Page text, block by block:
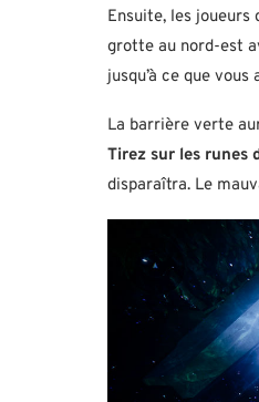
Ensuite, les joueurs
grotte au nord-est
jusqu’à ce que
La barrière verte
Tirez sur les runes
disparaîtra. Le